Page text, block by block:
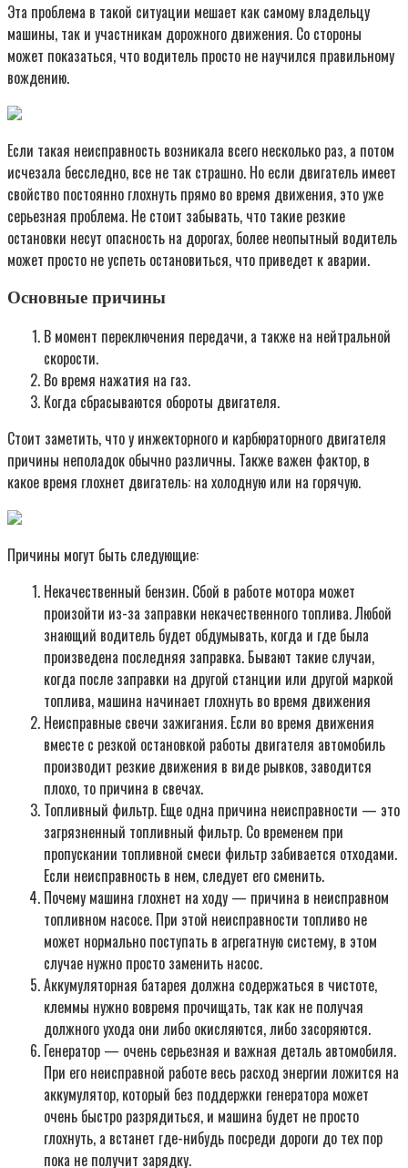
Эта проблема в такой ситуации мешает как самому владельцу
машины, так и участникам дорожного движения. Со стороны
может показаться, что водитель просто не научился правильному
вождению.
Если такая неисправность возникала всего несколько раз, а потом
исчезала бесследно, все не так страшно. Но если двигатель имеет
свойство постоянно глохнуть прямо во время движения, это уже
серьезная проблема. Не стоит забывать, что такие резкие
остановки несут опасность на дорогах, более неопытный водитель
может просто не успеть остановиться, что приведет к аварии.
Основные причины
В момент переключения передачи, а также на нейтральной
скорости.
Во время нажатия на газ.
Когда сбрасываются обороты двигателя.
Стоит заметить, что у инжекторного и карбюраторного двигателя
причины неполадок обычно различны. Также важен фактор, в
какое время глохнет двигатель: на холодную или на горячую.
Причины могут быть следующие:
Некачественный бензин. Сбой в работе мотора может
произойти из-за заправки некачественного топлива. Любой
знающий водитель будет обдумывать, когда и где была
произведена последняя заправка. Бывают такие случаи,
когда после заправки на другой станции или другой маркой
топлива, машина начинает глохнуть во время движения
Неисправные свечи зажигания. Если во время движения
вместе с резкой остановкой работы двигателя автомобиль
производит резкие движения в виде рывков, заводится
плохо, то причина в свечах.
Топливный фильтр. Еще одна причина неисправности — это
загрязненный топливный фильтр. Со временем при
пропускании топливной смеси фильтр забивается отходами.
Если неисправность в нем, следует его сменить.
Почему машина глохнет на ходу — причина в неисправном
топливном насосе. При этой неисправности топливо не
может нормально поступать в агрегатную систему, в этом
случае нужно просто заменить насос.
Аккумуляторная батарея должна содержаться в чистоте,
клеммы нужно вовремя прочищать, так как не получая
должного ухода они либо окисляются, либо засоряются.
Генератор — очень серьезная и важная деталь автомобиля.
При его неисправной работе весь расход энергии ложится на
аккумулятор, который без поддержки генератора может
очень быстро разрядиться, и машина будет не просто
глохнуть, а встанет где-нибудь посреди дороги до тех пор
пока не получит зарядку.